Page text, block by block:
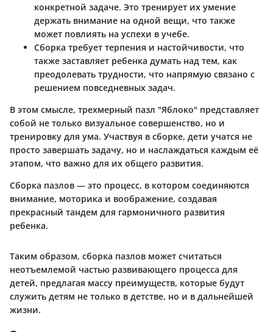
конкретной задаче. Это тренирует их умение
держать внимание на одной вещи, что также
может повлиять на успехи в учебе.
Сборка требует терпения и настойчивости, что
также заставляет ребенка думать над тем, как
преодолевать трудности, что напрямую связано с
решением повседневных задач.
В этом смысле, трехмерный пазл "Яблоко" представляет
собой не только визуальное совершенство, но и
тренировку для ума. Участвуя в сборке, дети учатся не
просто завершать задачу, но и наслаждаться каждым её
этапом, что важно для их общего развития.
Сборка пазлов — это процесс, в котором соединяются
внимание, моторика и воображение, создавая
прекрасный тандем для гармоничного развития
ребенка.
Таким образом, сборка пазлов может считаться
неотъемлемой частью развивающего процесса для
детей, предлагая массу преимуществ, которые будут
служить детям не только в детстве, но и в дальнейшей
жизни.